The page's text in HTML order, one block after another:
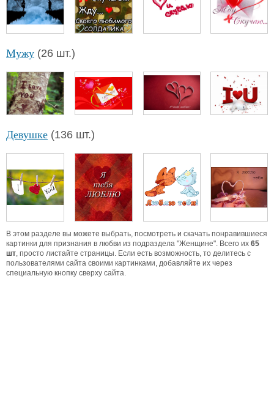
Мужу (26 шт.)
Девушке (136 шт.)
В этом разделе вы можете выбрать, посмотреть и скачать понравившиеся
картинки для признания в любви из подраздела "Женщине". Всего их 65
шт, просто листайте страницы. Если есть возможность, то делитесь с
пользователями сайта своими картинками, добавляйте их через
специальную кнопку сверху сайта.